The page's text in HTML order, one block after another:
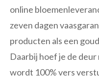
online
zeven dagen
producten als een
Daarbij hoef je de
wordt 100% vers